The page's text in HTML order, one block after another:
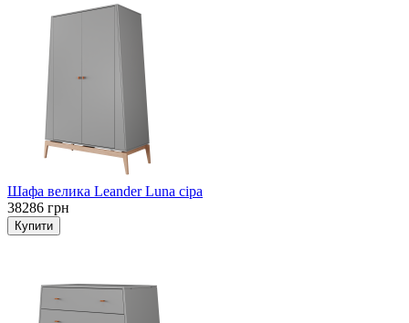
Шафа велика Leander Luna сіра
38286 грн